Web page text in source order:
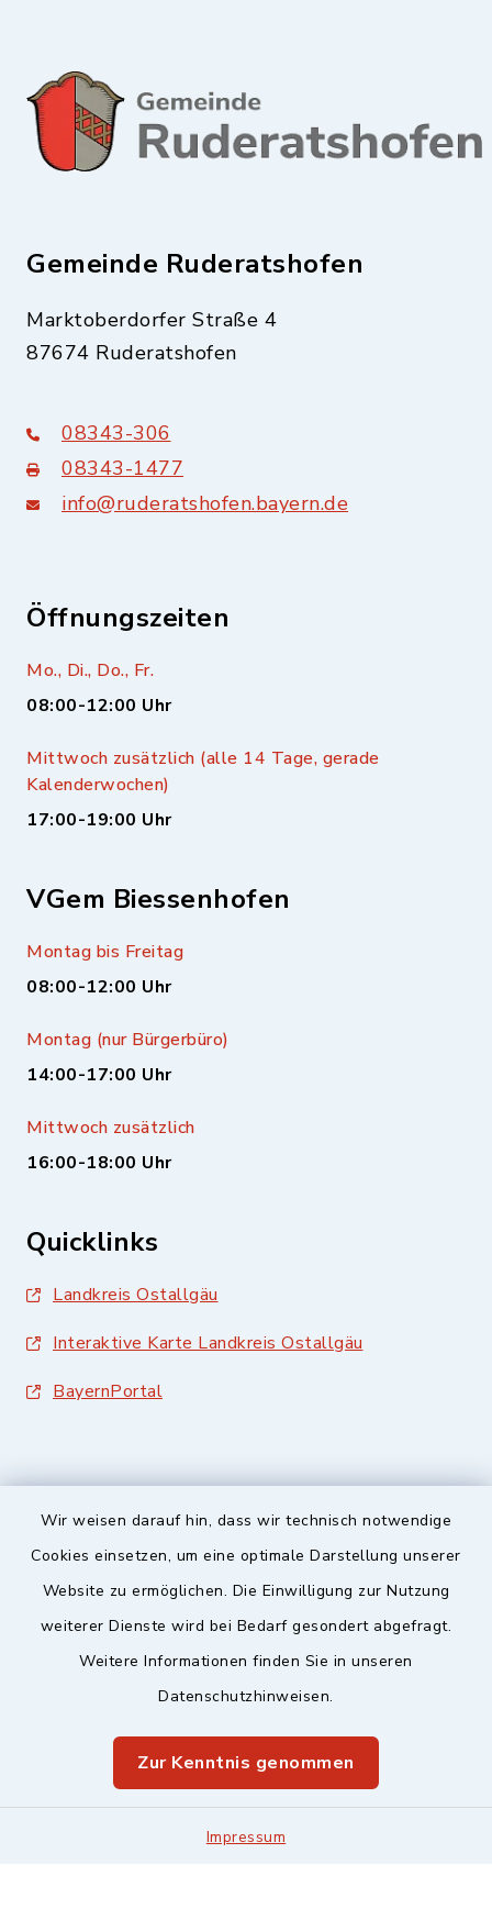
Wir weisen darauf hin, dass wir technisch notwendige
Cookies einsetzen, um eine optimale Darstellung unserer
Website zu ermöglichen. Die Einwilligung zur Nutzung
weiterer Dienste wird bei Bedarf gesondert abgefragt.
Weitere Informationen finden Sie in unseren
Datenschutzhinweisen.
Zur Kenntnis genommen
Impressum
Gemeinde Ruderatshofen
Marktoberdorfer Straße 4
87674 Ruderatshofen
08343-306
08343-1477
info@ruderatshofen.bayern.de
Öffnungszeiten
Mo., Di., Do., Fr.
08:00-12:00 Uhr
Mittwoch zusätzlich (alle 14 Tage, gerade
Kalenderwochen)
17:00-19:00 Uhr
VGem Biessenhofen
Montag bis Freitag
08:00-12:00 Uhr
Montag (nur Bürgerbüro)
14:00-17:00 Uhr
Mittwoch zusätzlich
16:00-18:00 Uhr
Quicklinks
Landkreis Ostallgäu
Interaktive Karte Landkreis Ostallgäu
BayernPortal
Sicherer Kontakt
Datenschutz
Leitweg-ID & Rechnungsadressen